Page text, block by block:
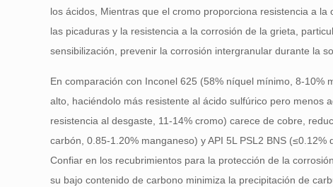
los ácidos, Mientras que el cromo proporciona resistencia a
las picaduras y la resistencia a la corrosión de la grieta,
sensibilización, prevenir la corrosión intergranular durante la
En comparación con Inconel 625 (58% níquel mínimo, 8-
alto, haciéndolo más resistente al ácido sulfúrico pero
resistencia al desgaste, 11-14% cromo) carece de cobre,
carbón, 0.85-1.20% manganeso) y API 5L PSL2 BNS
Confiar en los recubrimientos para la protección de la
su bajo contenido de carbono minimiza la precipitación de